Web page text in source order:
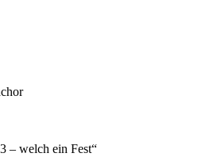
– welch ein Fest“